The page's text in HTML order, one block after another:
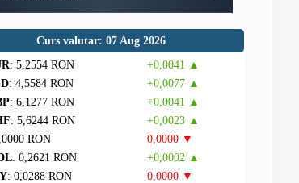
Curs valutar: 07 Aug 2026
: 5,2554 RON
+0,0041 ▲
: 4,5584 RON
+0,0077 ▲
: 6,1277 RON
+0,0041 ▲
: 5,6244 RON
+0,0023 ▲
RON
0,0000 ▼
: 0,2621 RON
+0,0002 ▲
: 0,0288 RON
0,0000 ▼